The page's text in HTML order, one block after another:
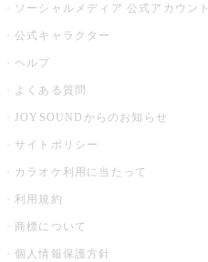
ソーシャルメディア 公式アカウント
公式キャラクター
ヘルプ
よくある質問
JOYSOUNDからのお知らせ
サイトポリシー
カラオケ利用に当たって
利用規約
商標について
個人情報保護方針